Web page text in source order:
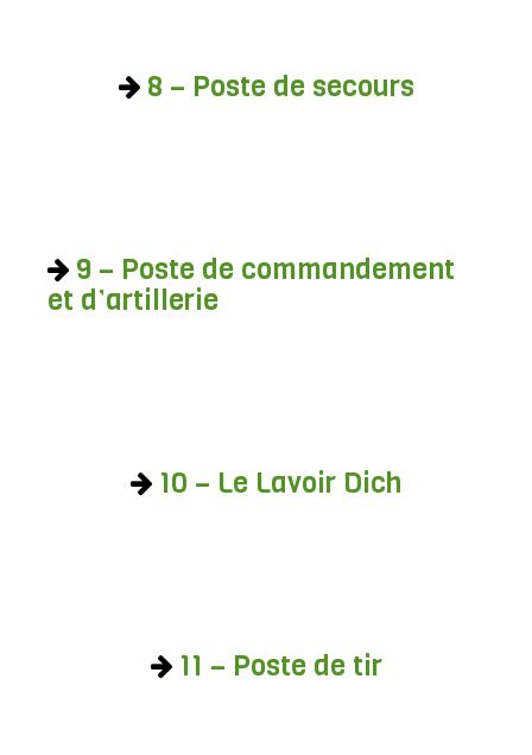
8 – Poste de secours
9 – Poste de commandement
et d’artillerie
10 – Le Lavoir Dich
11 – Poste de tir